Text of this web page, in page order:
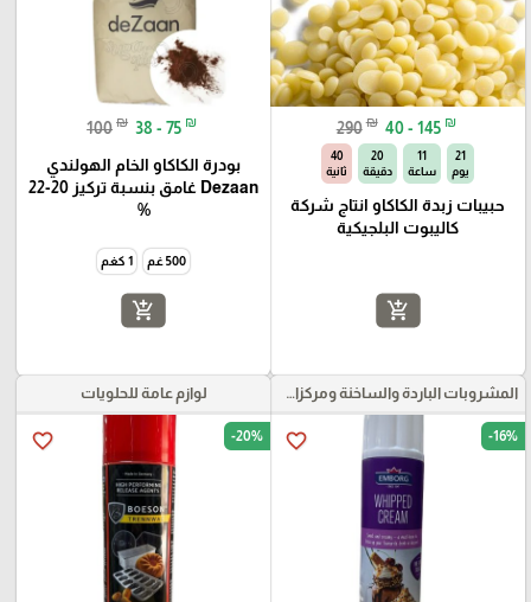
290 ₪ 40 - 145 ₪
21
يوم
11
ساعة
20
دقيقة
40
ثانية
حبيبات زبدة الكاكاو انتاج شركة
كاليبوت البلجيكية
add_shopping_cart
100 ₪ 38 - 75 ₪
بودرة الكاكاو الخام الهولندي
Dezaan غامق بنسبة تركيز 20-22
%
500 غم 1 كغم
add_shopping_cart
المشروبات الباردة والساخنة ومركزات الموهيتو
favorite_border -16%
لوازم عامة للحلويات
favorite_border -20%